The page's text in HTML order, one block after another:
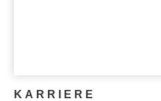
KARRIERE